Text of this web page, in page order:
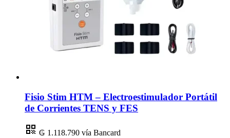
Fisio Stim HTM – Electroestimulador Portátil
de Corrientes TENS y FES
₲ 1.118.790 vía Bancard